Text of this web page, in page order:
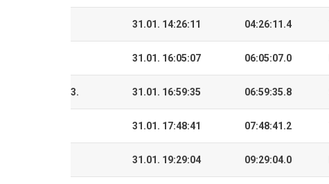
31.01. 14:26:11 04:26:11.4
31.01. 16:05:07 06:05:07.0
3. 31.01. 16:59:35 06:59:35.8
31.01. 17:48:41 07:48:41.2
31.01. 19:29:04 09:29:04.0